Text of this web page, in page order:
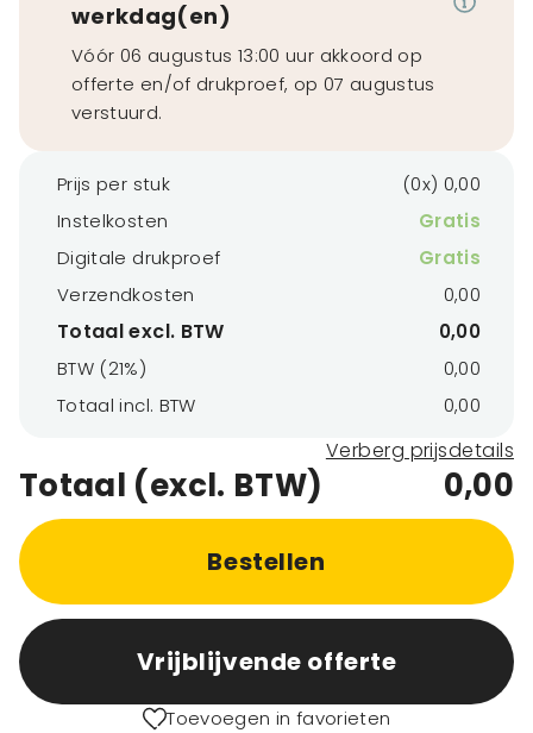
werkdag(en)
Vóór 06 augustus 13:00 uur akkoord op
offerte en/of drukproef, op 07 augustus
verstuurd.
Prijs per stuk
(0x) 0,00
Instelkosten
Gratis
Digitale drukproef
Gratis
Verzendkosten
0,00
Totaal excl. BTW
0,00
BTW (21%)
0,00
Totaal incl. BTW
0,00
Verberg prijsdetails
Totaal (excl. BTW) 0,00
Bestellen
Vrijblijvende offerte
Toevoegen in favorieten